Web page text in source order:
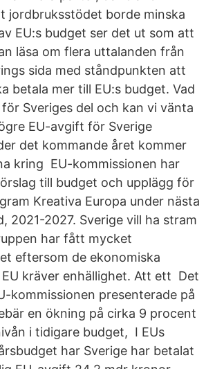
jordbruksstödet borde minska
EU:s budget ser det ut som att
läsa om flera uttalanden från
sida med ståndpunkten att
betala mer till EU:s budget. Vad
Sveriges del och kan vi vänta
EU-avgift för Sverige
det kommande året kommer
kring EU-kommissionen har
till budget och upplägg för
Kreativa Europa under nästa
2021-2027. Sverige vill ha stram
har fått mycket
eftersom de ekonomiska
kräver enhällighet. Att ett Det
kommissionen presenterade på
en ökning på cirka 9 procent
i tidigare budget, I EUs
har Sverige har betalat